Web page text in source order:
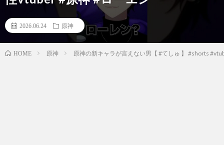
2026.06.24 原神
HOME 原神 原神の新キャラが言えない男【 #てしゅ 】 #shorts